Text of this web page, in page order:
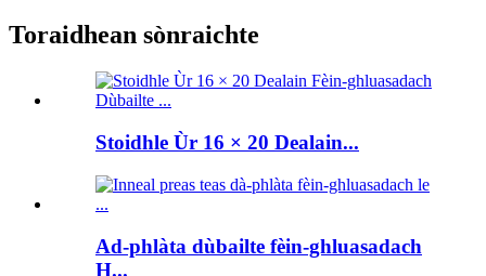
Toraidhean sònraichte
Stoidhle Ùr 16 × 20 Dealain...
Ad-phlàta dùbailte fèin-ghluasadach
H...